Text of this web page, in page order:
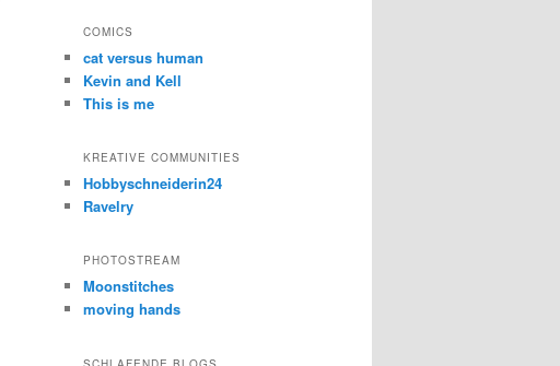
COMICS
cat versus human
Kevin and Kell
This is me
KREATIVE COMMUNITIES
Hobbyschneiderin24
Ravelry
PHOTOSTREAM
Moonstitches
moving hands